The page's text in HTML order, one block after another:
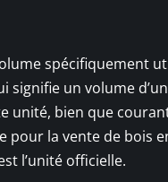
spécifiquement
signifie un volume
unité, bien que
la vente de bois
l’unité officielle.